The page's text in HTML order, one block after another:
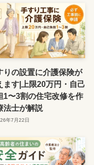
りの設置に介護保険が
ます|上限20万円・自己
1〜3割の住宅改修を作
法士が解説
年7月22日